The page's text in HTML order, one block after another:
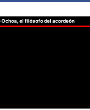
el filósofo del acordeón